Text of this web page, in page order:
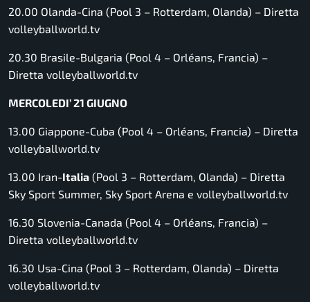
20.00 Olanda-Cina (Pool 3 – Rotterdam, Olanda) – Diretta
volleyballworld.tv
20.30 Brasile-Bulgaria (Pool 4 – Orléans, Francia) –
Diretta volleyballworld.tv
MERCOLEDI’ 21 GIUGNO
13.00 Giappone-Cuba (Pool 4 – Orléans, Francia) – Diretta
volleyballworld.tv
13.00 Iran-Italia (Pool 3 – Rotterdam, Olanda) – Diretta
Sky Sport Summer, Sky Sport Arena e volleyballworld.tv
16.30 Slovenia-Canada (Pool 4 – Orléans, Francia) –
Diretta volleyballworld.tv
16.30 Usa-Cina (Pool 3 – Rotterdam, Olanda) – Diretta
volleyballworld.tv